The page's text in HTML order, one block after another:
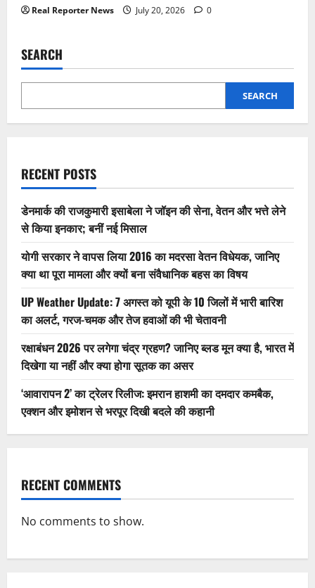
Real Reporter News July 20, 2026 0
SEARCH
SEARCH
RECENT POSTS
डेनमार्क की राजकुमारी इसाबेला ने जॉइन की सेना, वेतन और भत्ते लेने
से किया इनकार; बनीं नई मिसाल
योगी सरकार ने वापस लिया 2016 का मदरसा वेतन विधेयक, जानिए
क्या था पूरा मामला और क्यों बना संवैधानिक बहस का विषय
UP Weather Update: 7 अगस्त को यूपी के 10 जिलों में भारी बारिश
का अलर्ट, गरज-चमक और तेज हवाओं की भी चेतावनी
रक्षाबंधन 2026 पर लगेगा चंद्र ग्रहण? जानिए ब्लड मून क्या है, भारत में
दिखेगा या नहीं और क्या होगा सूतक का असर
‘आवारापन 2’ का ट्रेलर रिलीज: इमरान हाशमी का दमदार कमबैक,
एक्शन और इमोशन से भरपूर दिखी बदले की कहानी
RECENT COMMENTS
No comments to show.